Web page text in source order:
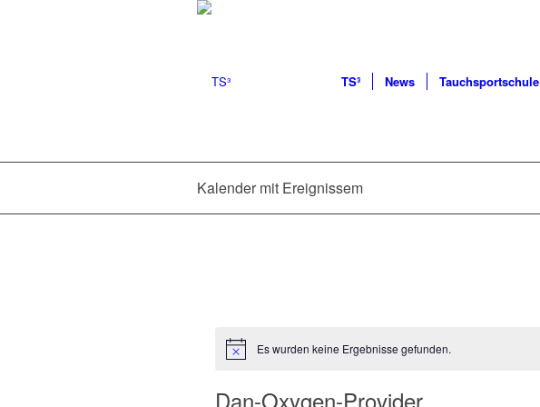
TS³ News Tauchsportschule
Kalender mit Ereignissem
Es wurden keine Ergebnisse gefunden.
Dan-Oxygen-Provider